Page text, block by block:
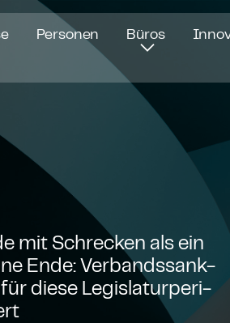
Personen Büros
mit Schrecken als ein
Ende: Ver­bands­sank­
diese Le­gis­la­tur­pe­ri­